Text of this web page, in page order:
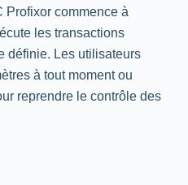
Profixor commence à
les transactions
définie. Les utilisateurs
à tout moment ou
reprendre le contrôle des